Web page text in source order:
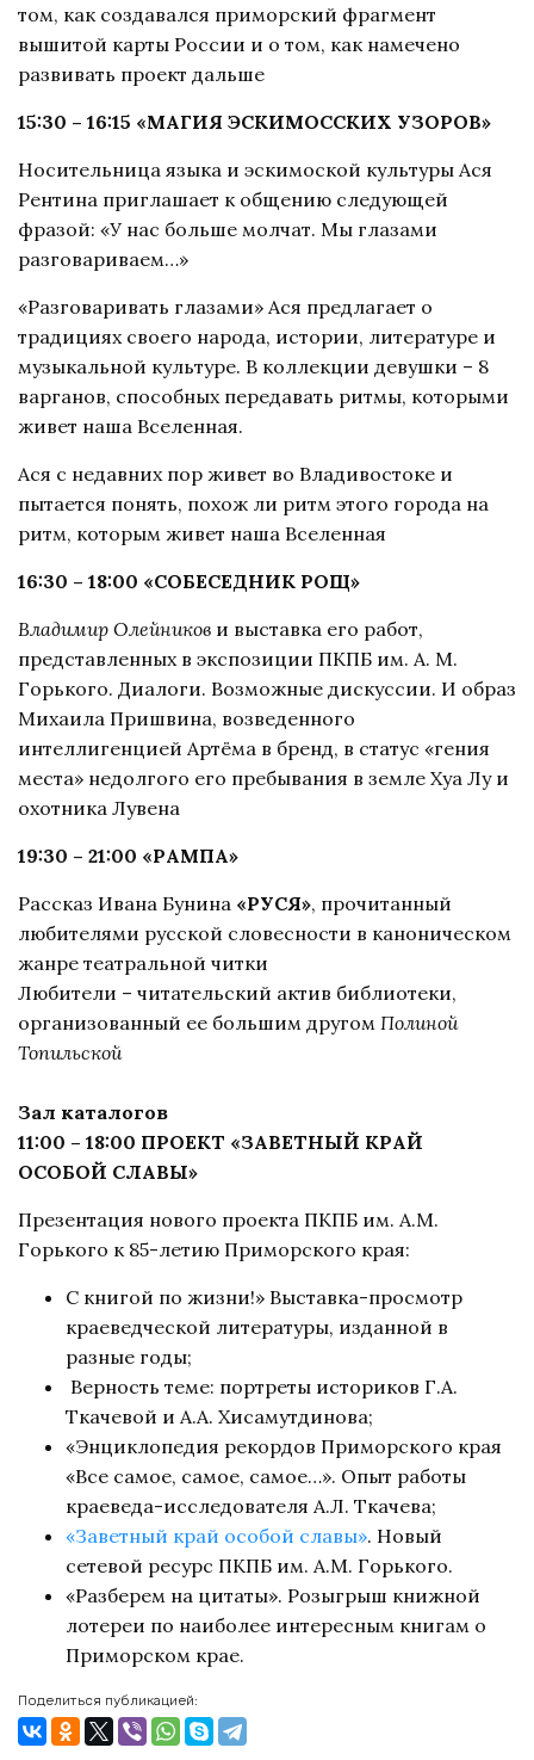
том, как создавался приморский фрагмент
вышитой карты России и о том, как намечено
развивать проект дальше
15:30 – 16:15 «МАГИЯ ЭСКИМОССКИХ УЗОРОВ»
Носительница языка и эскимоской культуры Ася
Рентина приглашает к общению следующей
фразой: «У нас больше молчат. Мы глазами
разговариваем…»
«Разговаривать глазами» Ася предлагает о
традициях своего народа, истории, литературе и
музыкальной культуре. В коллекции девушки – 8
варганов, способных передавать ритмы, которыми
живет наша Вселенная.
Ася с недавних пор живет во Владивостоке и
пытается понять, похож ли ритм этого города на
ритм, которым живет наша Вселенная
16:30 – 18:00 «СОБЕСЕДНИК РОЩ»
Владимир Олейников и выставка его работ,
представленных в экспозиции ПКПБ им. А. М.
Горького. Диалоги. Возможные дискуссии. И образ
Михаила Пришвина, возведенного
интеллигенцией Артёма в бренд, в статус «гения
места» недолгого его пребывания в земле Хуа Лу и
охотника Лувена
19:30 – 21:00 «РАМПА»
Рассказ Ивана Бунина «РУСЯ», прочитанный
любителями русской словесности в каноническом
жанре театральной читки
Любители – читательский актив библиотеки,
организованный ее большим другом Полиной
Топильской
Зал каталогов
11:00 – 18:00 ПРОЕКТ «ЗАВЕТНЫЙ КРАЙ
ОСОБОЙ СЛАВЫ»
Презентация нового проекта ПКПБ им. А.М.
Горького к 85-летию Приморского края:
С книгой по жизни!» Выставка-просмотр
краеведческой литературы, изданной в
разные годы;
Верность теме: портреты историков Г.А.
Ткачевой и А.А. Хисамутдинова;
«Энциклопедия рекордов Приморского края
«Все самое, самое, самое…». Опыт работы
краеведа-исследователя А.Л. Ткачева;
«Заветный край особой славы». Новый
сетевой ресурс ПКПБ им. А.М. Горького.
«Разберем на цитаты». Розыгрыш книжной
лотереи по наиболее интересным книгам о
Приморском крае.
Поделиться публикацией: